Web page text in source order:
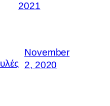
2021
November
2, 2020